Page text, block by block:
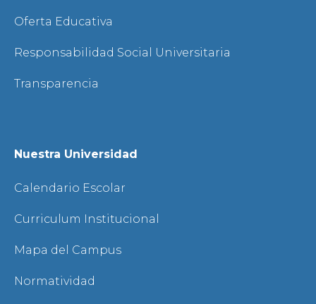
Oferta Educativa
Responsabilidad Social Universitaria
Transparencia
Nuestra Universidad
Calendario Escolar
Curriculum Institucional
Mapa del Campus
Normatividad